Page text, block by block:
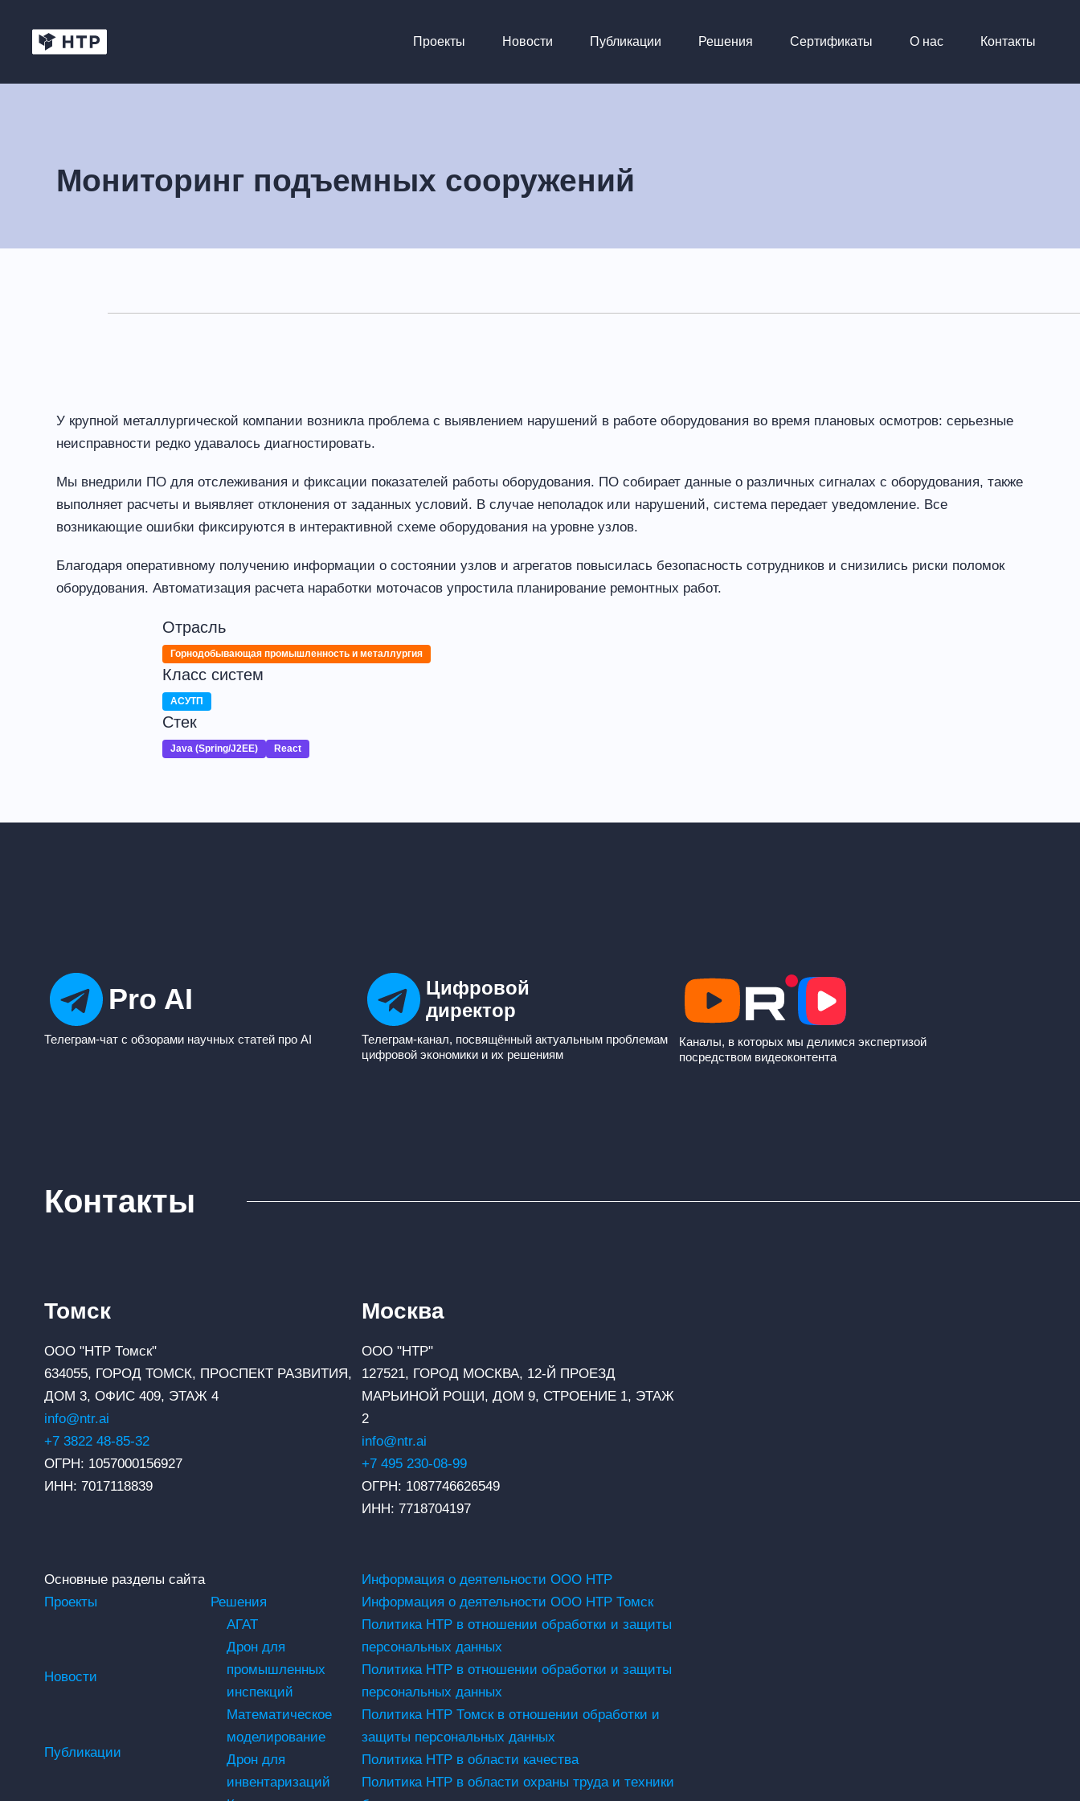
Проекты Новости Публикации Решения Сертификаты О нас Контакты
Мониторинг подъемных сооружений
У крупной металлургической компании возникла проблема с выявлением нарушений в работе оборудования во время плановых осмотров: серьезные
неисправности редко удавалось диагностировать.
Мы внедрили ПО для отслеживания и фиксации показателей работы оборудования. ПО собирает данные о различных сигналах с оборудования, также
выполняет расчеты и выявляет отклонения от заданных условий. В случае неполадок или нарушений, система передает уведомление. Все
возникающие ошибки фиксируются в интерактивной схеме оборудования на уровне узлов.
Благодаря оперативному получению информации о состоянии узлов и агрегатов повысилась безопасность сотрудников и снизились риски поломок
оборудования. Автоматизация расчета наработки моточасов упростила планирование ремонтных работ.
Отрасль
Горнодобывающая промышленность и металлургия
Класс систем
АСУТП
Стек
Java (Spring/J2EE) React
Pro AI
Телеграм-чат с обзорами научных статей про AI
Цифровой
директор
Телеграм-канал, посвящённый актуальным проблемам
цифровой экономики и их решениям
Каналы, в которых мы делимся экспертизой
посредством видеоконтента
Контакты
Томск
ООО "НТР Томск"
634055, ГОРОД ТОМСК, ПРОСПЕКТ РАЗВИТИЯ,
ДОМ 3, ОФИС 409, ЭТАЖ 4
info@ntr.ai
+7 3822 48-85-32
ОГРН: 1057000156927
ИНН: 7017118839
Москва
ООО "НТР"
127521, ГОРОД МОСКВА, 12-Й ПРОЕЗД
МАРЬИНОЙ РОЩИ, ДОМ 9, СТРОЕНИЕ 1, ЭТАЖ
2
info@ntr.ai
+7 495 230-08-99
ОГРН: 1087746626549
ИНН: 7718704197
Основные разделы сайта
Проекты
Новости
Публикации
Решения
АГАТ
Дрон для
промышленных
инспекций
Математическое
моделирование
Дрон для
инвентаризаций
Информация о деятельности ООО НТР
Информация о деятельности ООО НТР Томск
Политика НТР в отношении обработки и защиты
персональных данных
Политика НТР в отношении обработки и защиты
персональных данных
Политика НТР Томск в отношении обработки и
защиты персональных данных
Политика НТР в области качества
Политика НТР в области охраны труда и техники